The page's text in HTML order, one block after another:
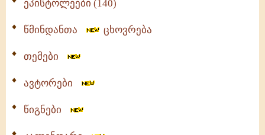
ეპისტოლეები (140)
წმინდანთა ცხოვრება
თემები
ავტორები
წიგნები